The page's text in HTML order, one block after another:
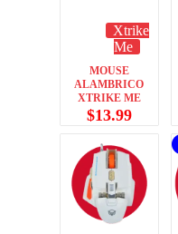
Xtrike
Me
MOUSE
ALAMBRICO
XTRIKE ME
$13.99